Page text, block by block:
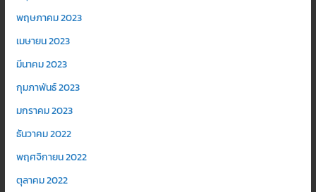
พฤษภาคม 2023
เมษายน 2023
มีนาคม 2023
กุมภาพันธ์ 2023
มกราคม 2023
ธันวาคม 2022
พฤศจิกายน 2022
ตุลาคม 2022